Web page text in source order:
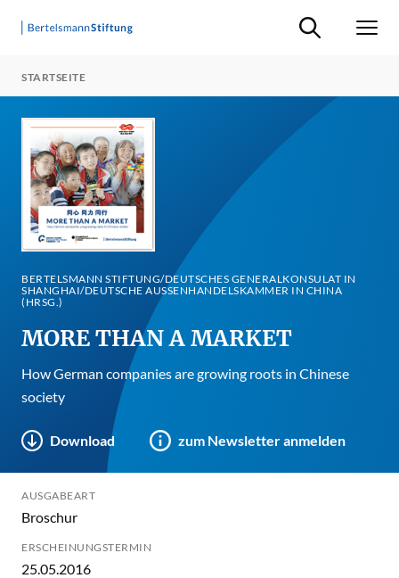
Suche ein-/
STARTSEITE
BERTELSMANN STIFTUNG/DEUTSCHES GENERALKONSULAT IN
SHANGHAI/DEUTSCHE AUSSENHANDELSKAMMER IN CHINA (
HRSG.)
MORE THAN A MARKET
How German companies are growing roots in Chinese
society
Download zum Newsletter anmelden
AUSGABEART
Broschur
ERSCHEINUNGSTERMIN
25.05.2016